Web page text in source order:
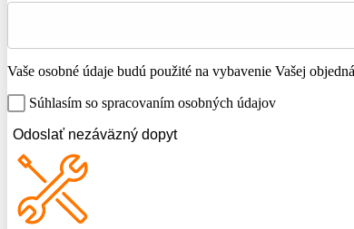
Vaše osobné údaje budú použité na vybavenie Vašej
Súhlasím so spracovaním osobných údajov
Odoslať nezáväzný dopyt